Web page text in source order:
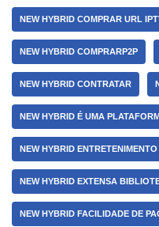
NEW HYBRID COMPRAR URL
NEW HYBRID COMPRARP2P
NEW HYBRID CONTRATAR
NEW HYBRID É UMA
NEW HYBRID
NEW HYBRID EXTENSA
NEW HYBRID FACILIDADE DE